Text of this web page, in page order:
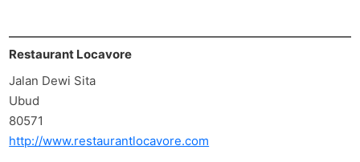
Restaurant Locavore
Jalan Dewi Sita
Ubud
80571
http://www.restaurantlocavore.com